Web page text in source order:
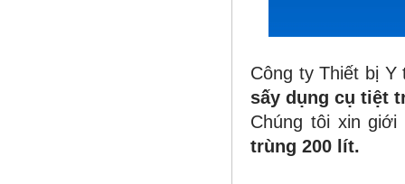
Công ty Thiết bị Y
sấy dụng cụ tiệt
Chúng tôi xin
trùng 200 lít.